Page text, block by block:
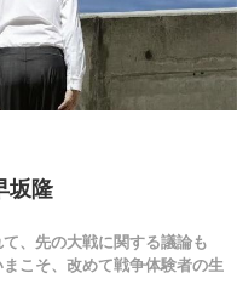
坂隆
、先の大戦に関する議論も
こそ、改めて戦争体験者の生